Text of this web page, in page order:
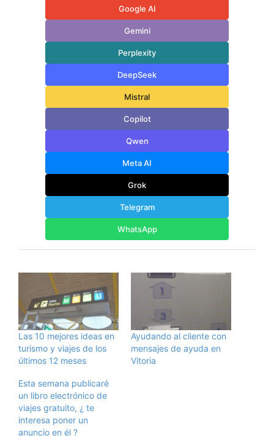
Google AI
Gemini
Perplexity
DeepSeek
Mistral
Copilot
Qwen
Meta AI
Grok
Telegram
WhatsApp
Las 10 mejores ideas en
turismo y viajes de los
últimos 12 meses
Ayudando al cliente con
mensajes de ayuda en
Vitoria
Esta semana publicaré
un libro electrónico de
viajes gratuito, ¿ te
interesa poner un
anuncio en él ?